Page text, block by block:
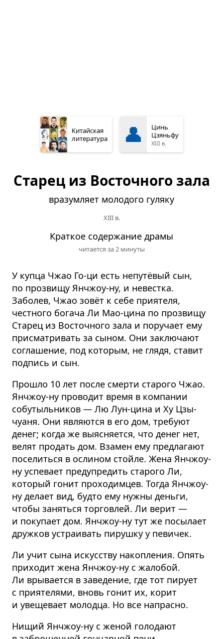
Китайская
литература
👤
Цинь
Цзяньфу
XIII в.
Старец из Восточного зала
вразумляет моло­дого гуляку
XIII в.
Краткое содержание драмы
читается за 2 минуты
У купца Чжао Го-ци есть непутёвый сын,
по прозвищу Янчжоу-ну, и невестка.
Заболев, Чжао зовёт к себе приятеля,
честного богача Ли Мао-цина по прозвищу
Старец из Восточного зала и поручает ему
присматривать за сыном. Они заключают
соглашение, под которым, не глядя, ставит
подпись и сын.
Прошло 10 лет после смерти старого Чжао.
Янчжоу-ну проводит время в компании
собутыльников — Лю Лун-цина и Ху Цзы-
чуаня. Они являются в его дом, требуют
денег; когда же выясняется, что денег нет,
велят продать дом. Взамен ему предлагают
поселиться в ослином стойле. Жена Янчжоу-
ну успевает предупредить старого Ли,
который гонит проходимцев. Тогда Янчжоу-
ну делает вид, будто ему нужны деньги,
чтобы заняться торговлей. Ли верит —
и покупает дом. Янчжоу-ну тут же посылает
дружков устраивать пирушку у певичек.
Ли учит сына искусству накопления. Опять
приходит жена Янчжоу-ну с жалобой.
Ли врывается в заведение, где тот пирует
с приятелями, вновь гонит их, корит
и увещевает молодца. Но все напрасно.
Нищий Янчжоу-ну с женой голодают